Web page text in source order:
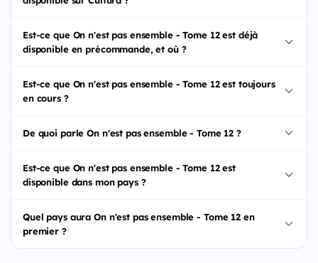
Est-ce que On n'est pas ensemble - Tome 12 est déjà
disponible en précommande, et où ?
Est-ce que On n'est pas ensemble - Tome 12 est toujours
en cours ?
De quoi parle On n'est pas ensemble - Tome 12 ?
Est-ce que On n'est pas ensemble - Tome 12 est
disponible dans mon pays ?
Quel pays aura On n'est pas ensemble - Tome 12 en
premier ?